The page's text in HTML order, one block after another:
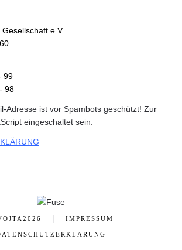
e.V.
99
98
Adresse ist vor Spambots geschützt! Zur
eingeschaltet sein.
2026 IMPRESSUM